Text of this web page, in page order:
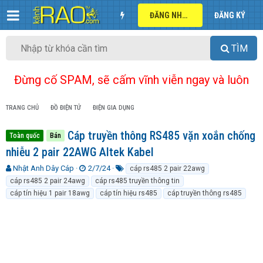
ĐĂNG NHẬP ĐĂNG KÝ
TÌM
Đừng cố SPAM, sẽ cấm vĩnh viễn ngay và luôn
TRANG CHỦ ĐỒ ĐIỆN TỬ ĐIỆN GIA DỤNG
Toàn quốc Bán
Cáp truyền thông RS485 vặn xoắn chống
nhiễu 2 pair 22AWG Altek Kabel
T
h
r
e
Nhật Anh Dây Cáp
N
g
à
y
2/7/24
ừ
k
h
cáp rs485 2 pair 22awg
cáp rs485 2 pair 24awg
cáp rs485 truyền thông tin
cáp tín hiệu 1 pair 18awg
cáp tín hiệu rs485 cáp truyền thông rs485